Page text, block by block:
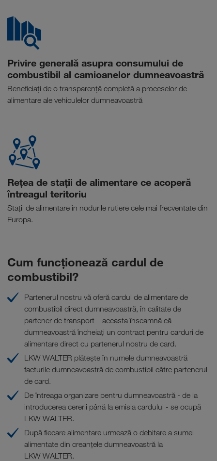
Privire generală asupra consumului de
combustibil al camioanelor dumneavoastră
Beneficiați de o transparență completă a proceselor de
alimentare ale vehiculelor dumneavoastră
Rețea de stații de alimentare ce acoperă
întreagul teritoriu
Stații de alimentare în nodurile rutiere cele mai frecventate din
Europa.
Cum funcţionează cardul de
combustibil?
Partenerul nostru vă oferă cardul de alimentare de
combustibil direct dumneavoastră, în calitate de
partener de transport – aceasta înseamnă că
dumneavoastră încheiați un contract pentru carduri de
alimentare direct cu partenerul nostru de card.
LKW WALTER plăteşte în numele dumneavoastră
facturile dumneavoastră de combustibil către partenerul
de card.
De întreaga organizare pentru dumneavoastră - de la
introducerea cererii până la emisia cardului - se ocupă
LKW WALTER.
După fiecare alimentare urmează o debitare a sumei
alimentate din creanţele dumneavoastră la
LKW WALTER.